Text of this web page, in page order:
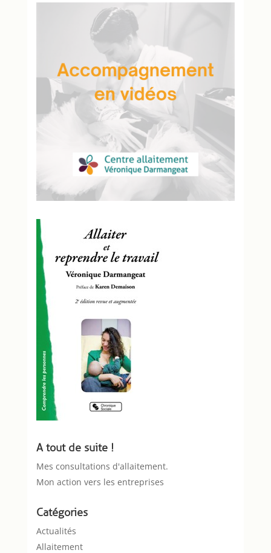
A tout de suite !
Mes consultations d'allaitement.
Mon action vers les entreprises
Catégories
Actualités
Allaitement